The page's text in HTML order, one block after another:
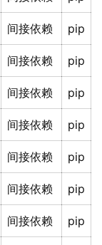
间接依赖 pip
间接依赖 pip
间接依赖 pip
间接依赖 pip
间接依赖 pip
间接依赖 pip
间接依赖 pip